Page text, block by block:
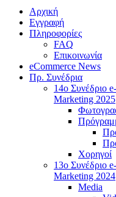
Αρχική
Εγγραφή
Πληροφορίες
FAQ
Επικοινωνία
eCommerce News
Πρ. Συνέδρια
14o Συνέδριο
Marketing 2025
Χορηγοί
13o Συνέδριο
Marketing 2024
Media